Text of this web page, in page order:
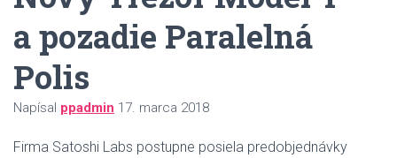
a pozadie Paralelná
Polis
Napísal ppadmin 17. marca 2018
Firma Satoshi Labs postupne posiela predobjednávky